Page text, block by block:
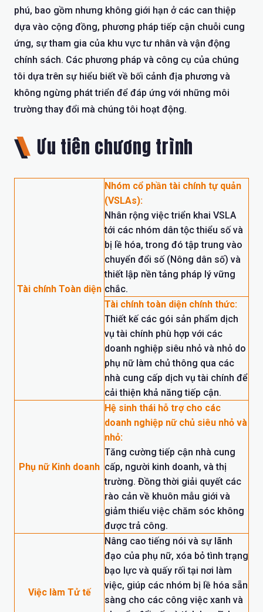
phú, bao gồm nhưng không giới hạn ở các can thiệp
dựa vào cộng đồng, phương pháp tiếp cận chuỗi cung
ứng, sự tham gia của khu vực tư nhân và vận động
chính sách. Các phương pháp và công cụ của chúng
tôi dựa trên sự hiểu biết về bối cảnh địa phương và
không ngừng phát triển để đáp ứng với những môi
trường thay đổi mà chúng tôi hoạt động.
Ưu tiên chương trình
Tài chính Toàn diện
Nhóm cổ phần tài chính tự quản
(VSLAs):
Nhân rộng việc triển khai VSLA
tới các nhóm dân tộc thiểu số và
bị lề hóa, trong đó tập trung vào
chuyển đổi số (Nông dân số) và
thiết lập nền tảng pháp lý vững
chắc.
Tài chính toàn diện chính thức:
Thiết kế các gói sản phẩm dịch
vụ tài chính phù hợp với các
doanh nghiệp siêu nhỏ và nhỏ do
phụ nữ làm chủ thông qua các
nhà cung cấp dịch vụ tài chính để
cải thiện khả năng tiếp cận.
Phụ nữ Kinh doanh
Hệ sinh thái hỗ trợ cho các
doanh nghiệp nữ chủ siêu nhỏ và
nhỏ:
Tăng cường tiếp cận nhà cung
cấp, người kinh doanh, và thị
trường. Đồng thời giải quyết các
rào cản về khuôn mẫu giới và
giảm thiểu việc chăm sóc không
được trả công.
Việc làm Tử tế
Nâng cao tiếng nói và sự lãnh
đạo của phụ nữ, xóa bỏ tình trạng
bạo lực và quấy rối tại nơi làm
việc, giúp các nhóm bị lề hóa sẵn
sàng cho các công việc xanh và